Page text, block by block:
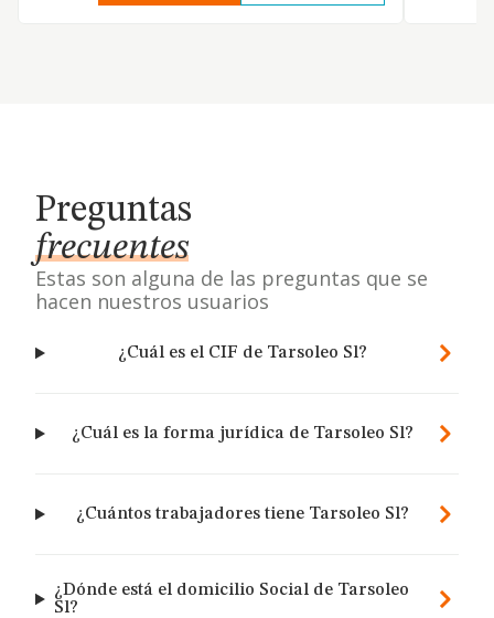
Preguntas
frecuentes
Estas son alguna de las preguntas que se
hacen nuestros usuarios
¿Cuál es el CIF de Tarsoleo Sl?
¿Cuál es la forma jurídica de Tarsoleo Sl?
¿Cuántos trabajadores tiene Tarsoleo Sl?
¿Dónde está el domicilio Social de Tarsoleo
Sl?